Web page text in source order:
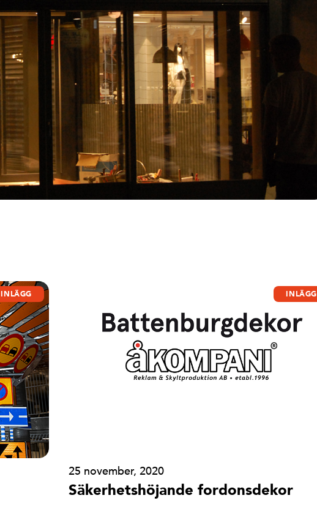
INLÄGG INLÄGG
25 november, 2020
Säkerhetshöjande fordonsdekor